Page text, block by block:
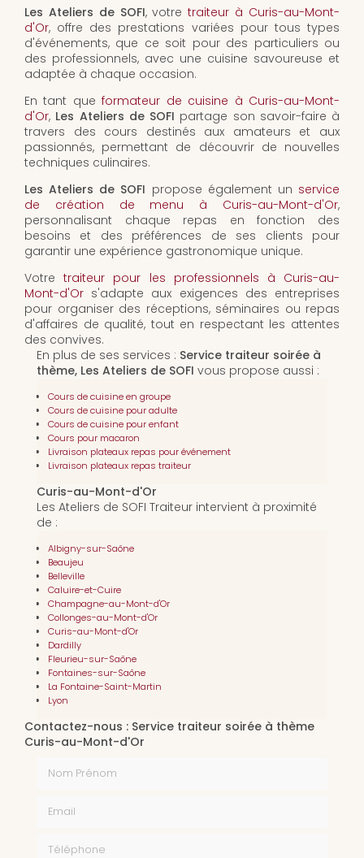
Les Ateliers de SOFI, votretraiteur à Curis-au-Mont-
d'Or, offre des prestations variées pour tous types
d'événements, que ce soit pour des particuliers ou
des professionnels, avec une cuisine savoureuse et
adaptée à chaque occasion.
En tant queformateur de cuisine à Curis-au-Mont-
d'Or, Les Ateliers de SOFI partage son savoir-faire à
travers des cours destinés aux amateurs et aux
passionnés, permettant de découvrir de nouvelles
techniques culinaires.
Les Ateliers de SOFI propose également un service
de création de menu à Curis-au-Mont-d'Or,
personnalisant chaque repas en fonction des
besoins et des préférences de ses clients pour
garantir une expérience gastronomique unique.
Votretraiteur pour les professionnels à Curis-au-
Mont-d'Or s'adapte aux exigences des entreprises
pour organiser des réceptions, séminaires ou repas
d'affaires de qualité, tout en respectant les attentes
des convives.
En plus de ses services : Service traiteur soirée à
thème, Les Ateliers de SOFI vous propose aussi :
Cours de cuisine en groupe
Cours de cuisine pour adulte
Cours de cuisine pour enfant
Cours pour macaron
Livraison plateaux repas pour événement
Livraison plateaux repas traiteur
Curis-au-Mont-d'Or
Les Ateliers de SOFI Traiteur intervient à proximité
de :
Albigny-sur-Saône
Beaujeu
Belleville
Caluire-et-Cuire
Champagne-au-Mont-d'Or
Collonges-au-Mont-d'Or
Curis-au-Mont-d'Or
Dardilly
Fleurieu-sur-Saône
Fontaines-sur-Saône
La Fontaine-Saint-Martin
Lyon
Contactez-nous : Service traiteur soirée à thème
Curis-au-Mont-d'Or